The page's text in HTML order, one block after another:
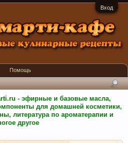
Вход
- эфирные и базовые масла,
для домашней косметики,
литература по ароматерапии и
другое
Помощь